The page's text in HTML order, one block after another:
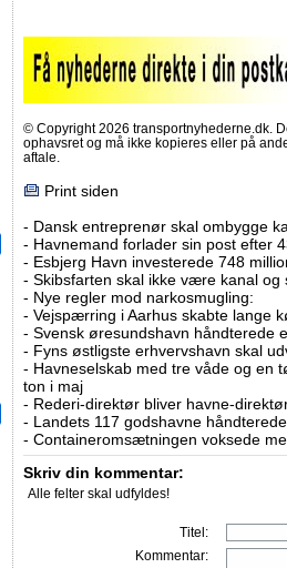
© Copyright 2026 transportnyhederne.dk.
ophavsret og må ikke kopieres eller på
aftale.
Print siden
- Dansk entreprenør skal ombygge
- Havnemand forlader sin post efter
- Esbjerg Havn investerede 748
- Skibsfarten skal ikke være kanal og
- Nye regler mod narkosmugling:
- Vejspærring i Aarhus skabte lange
- Svensk øresundshavn håndterede
- Fyns østligste erhvervshavn skal
- Havneselskab med tre våde og en
ton i maj
- Rederi-direktør bliver havne-
- Landets 117 godshavne
- Containeromsætningen voksede
Skriv din kommentar:
Alle felter skal udfyldes!
Titel:
Kommentar: